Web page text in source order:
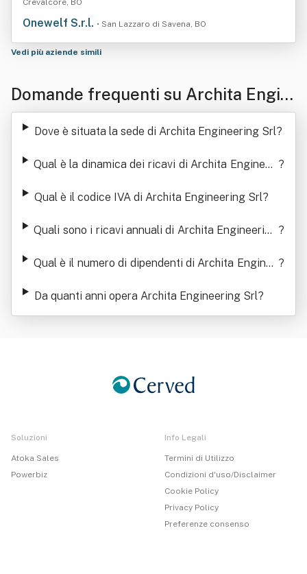
Crevalcore, BO
Onewelf S.r.l. • San Lazzaro di Savena, BO
Vedi più aziende simili
Domande frequenti su Archita Engin
eering Srl
Dove è situata la sede di Archita Engineering Srl?
Qual è la dinamica dei ricavi di Archita Engineeri ?
Qual è il codice IVA di Archita Engineering Srl?
Quali sono i ricavi annuali di Archita Engineering ?
Qual è il numero di dipendenti di Archita Enginee ?
Da quanti anni opera Archita Engineering Srl?
Soluzioni
Atoka Sales
Powerbiz
Info Legali
Termini di Utilizzo
Condizioni d'uso/Disclaimer
Cookie Policy
Privacy Policy
Preferenze consenso